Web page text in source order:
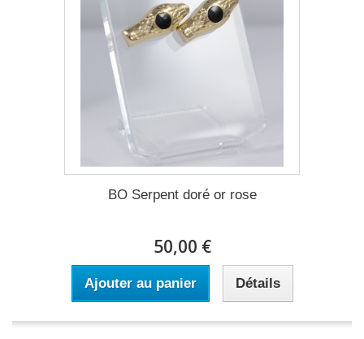
BO Serpent doré or rose
50,00 €
Ajouter au panier Détails